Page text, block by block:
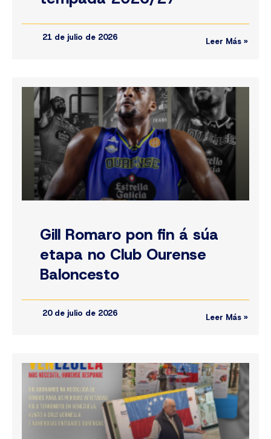
Leer Más »
21 de julio de 2026
Gill Romaro pon fin á súa
etapa no Club Ourense
Baloncesto
Leer Más »
20 de julio de 2026